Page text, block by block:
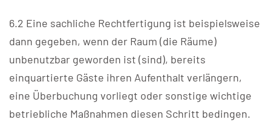
6.2 Eine sachliche Rechtfertigung ist beispielsweise
dann gegeben, wenn der Raum (die Räume)
unbenutzbar geworden ist (sind), bereits
einquartierte Gäste ihren Aufenthalt verlängern,
eine Überbuchung vorliegt oder sonstige wichtige
betriebliche Maßnahmen diesen Schritt bedingen.